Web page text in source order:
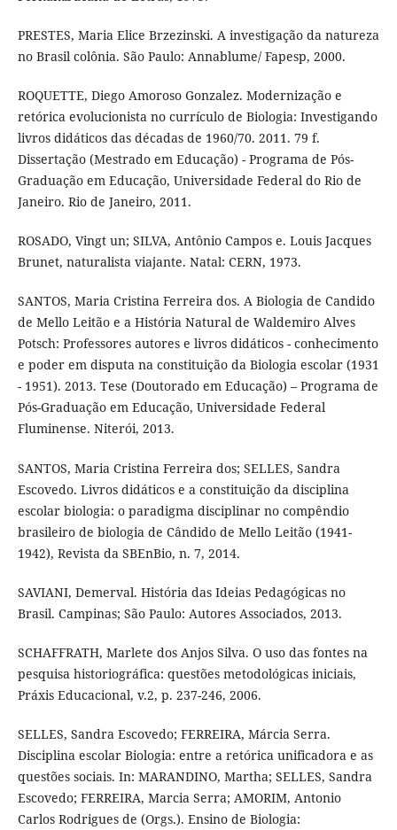
PRESTES, Maria Elice Brzezinski. A investigação da natureza
no Brasil colônia. São Paulo: Annablume/ Fapesp, 2000.
ROQUETTE, Diego Amoroso Gonzalez. Modernização e
retórica evolucionista no currículo de Biologia: Investigando
livros didáticos das décadas de 1960/70. 2011. 79 f.
Dissertação (Mestrado em Educação) - Programa de Pós-
Graduação em Educação, Universidade Federal do Rio de
Janeiro. Rio de Janeiro, 2011.
ROSADO, Vingt un; SILVA, Antônio Campos e. Louis Jacques
Brunet, naturalista viajante. Natal: CERN, 1973.
SANTOS, Maria Cristina Ferreira dos. A Biologia de Candido
de Mello Leitão e a História Natural de Waldemiro Alves
Potsch: Professores autores e livros didáticos - conhecimento
e poder em disputa na constituição da Biologia escolar (1931
- 1951). 2013. Tese (Doutorado em Educação) – Programa de
Pós-Graduação em Educação, Universidade Federal
Fluminense. Niterói, 2013.
SANTOS, Maria Cristina Ferreira dos; SELLES, Sandra
Escovedo. Livros didáticos e a constituição da disciplina
escolar biologia: o paradigma disciplinar no compêndio
brasileiro de biologia de Cândido de Mello Leitão (1941-
1942), Revista da SBEnBio, n. 7, 2014.
SAVIANI, Demerval. História das Ideias Pedagógicas no
Brasil. Campinas; São Paulo: Autores Associados, 2013.
SCHAFFRATH, Marlete dos Anjos Silva. O uso das fontes na
pesquisa historiográfica: questões metodológicas iniciais,
Práxis Educacional, v.2, p. 237-246, 2006.
SELLES, Sandra Escovedo; FERREIRA, Márcia Serra.
Disciplina escolar Biologia: entre a retórica unificadora e as
questões sociais. In: MARANDINO, Martha; SELLES, Sandra
Escovedo; FERREIRA, Marcia Serra; AMORIM, Antonio
Carlos Rodrigues de (Orgs.). Ensino de Biologia: